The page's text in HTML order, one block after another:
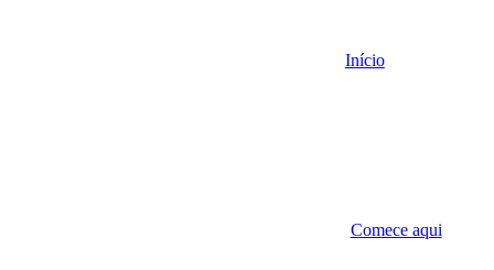
Início
Comece aqui